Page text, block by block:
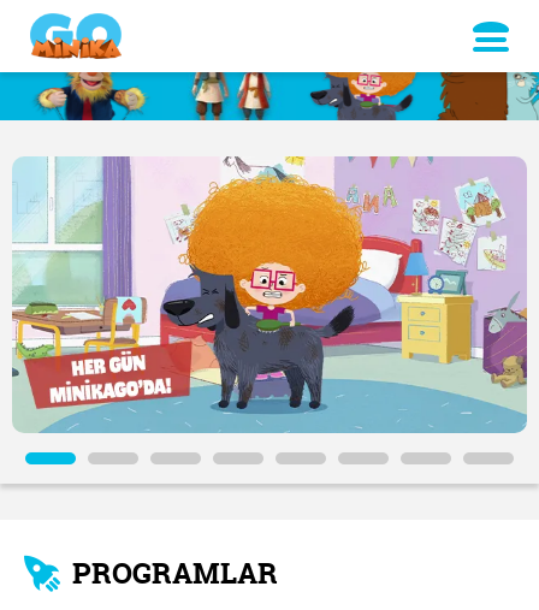
PROGRAMLAR